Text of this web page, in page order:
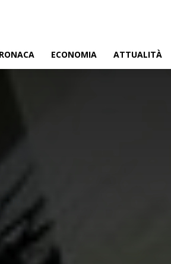
ECONOMIA ATTUALITÀ